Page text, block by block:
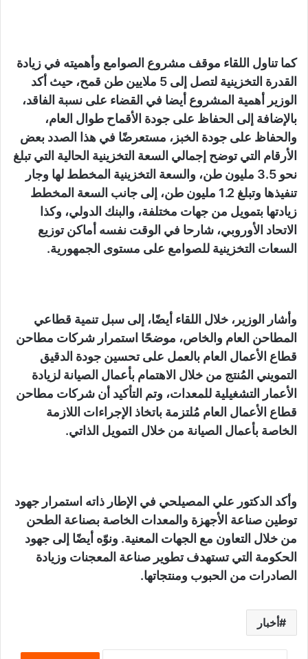
كما تناول اللقاء موقف مشروع الصوامع وأهميته في زيادة
القدرة التخزينية لتصل إلى 5 ملايين طن قمح، حيث أكد
الوزير أهمية المشروع أيضا في القضاء على نسبة الفاقد،
بالإضافة إلى الحفاظ على جودة الأقماح طوال العام،
والحفاظ على جودة الخبز، مستعرضًا في هذا الصدد بعض
الأرقام التي توضح إجمالي السعة التخزينية الحالية التي تبلغ
نحو 3.5 مليون طن، والسعة التخزينية المخطط لها وجار
تنفيذها وتبلغ 1.2 مليون طن، إلى جانب السعة المخطط
زيادتها بتمويل من جهات مختلفة، والبنك الدولي، وكذا
الاتحاد الأوروبي، شارحا في الوقت نفسه أماكن توزيع
السعات التخزينية للصوامع على مستوى الجمهورية.
وأشار الوزير، خلال اللقاء أيضًا، إلى سبل تنمية قطاعي
المطاحن العام والخاص، موضحًا استمرار شركات مطاحن
قطاع الأعمال العام بالعمل على تحسين جودة الدقيق
التمويني المُنتج من خلال الاهتمام بأعمال الصيانة لزيادة
الأعمار التشغيلية للمعدات، وتم التأكيد أن شركات مطاحن
قطاع الأعمال العام مُلتزمة باتخاذ الإجراءات اللازمة
الخاصة بأعمال الصيانة من خلال التمويل الذاتي.
وأكد الدكتور علي المصيلحي في الإطار ذاته استمرار جهود
توطين صناعة الأجهزة والمعدات الخاصة بصناعة الطحن
من خلال التعاون مع الجهات المعنية. ونوّه أيضًا إلى جهود
الحكومة التي تستهدف تطوير صناعة المعجنات وزيادة
الصادرات من الحبوب ومنتجاتها.
أخبار